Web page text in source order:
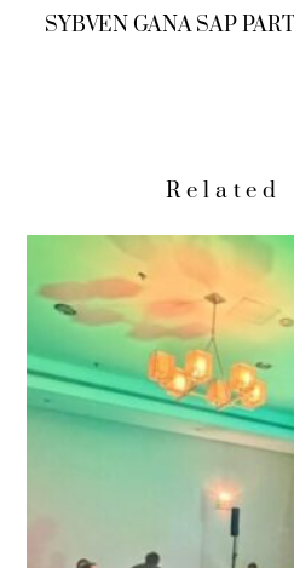
SYBVEN GANA SAP
Related